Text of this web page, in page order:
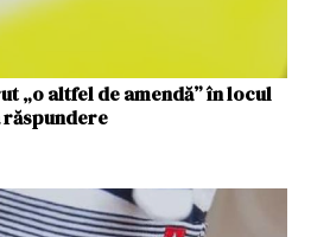
„o altfel de amendă” în locul